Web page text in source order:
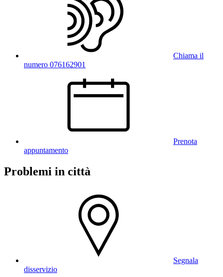
Chiama il
numero 076162901
Prenota
appuntamento
Problemi in città
Segnala
disservizio